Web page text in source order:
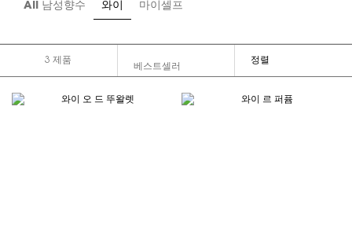
All 남성향수 와이 마이셀프
3 제품 정렬
FILTER MENU